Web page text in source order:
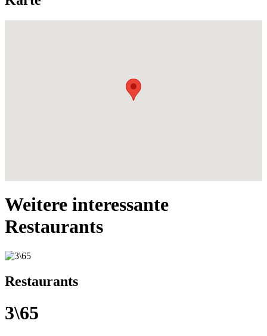
Weitere interessante
Restaurants
Restaurants
3\65